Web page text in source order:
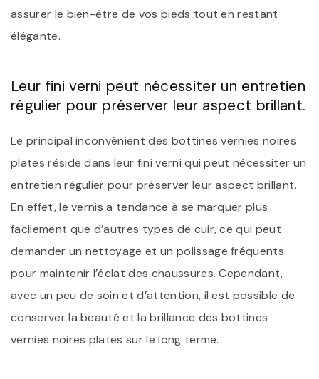
assurer le bien-être de vos pieds tout en restant
élégante.
Leur fini verni peut nécessiter un entretien
régulier pour préserver leur aspect brillant.
Le principal inconvénient des bottines vernies noires
plates réside dans leur fini verni qui peut nécessiter un
entretien régulier pour préserver leur aspect brillant.
En effet, le vernis a tendance à se marquer plus
facilement que d’autres types de cuir, ce qui peut
demander un nettoyage et un polissage fréquents
pour maintenir l’éclat des chaussures. Cependant,
avec un peu de soin et d’attention, il est possible de
conserver la beauté et la brillance des bottines
vernies noires plates sur le long terme.